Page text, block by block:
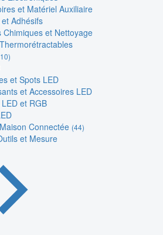
et Matériel Auxiliaire
Adhésifs
Chimiques et Nettoyage
et Spots LED
et Accessoires LED
et RGB
Connectée (44)
et Mesure